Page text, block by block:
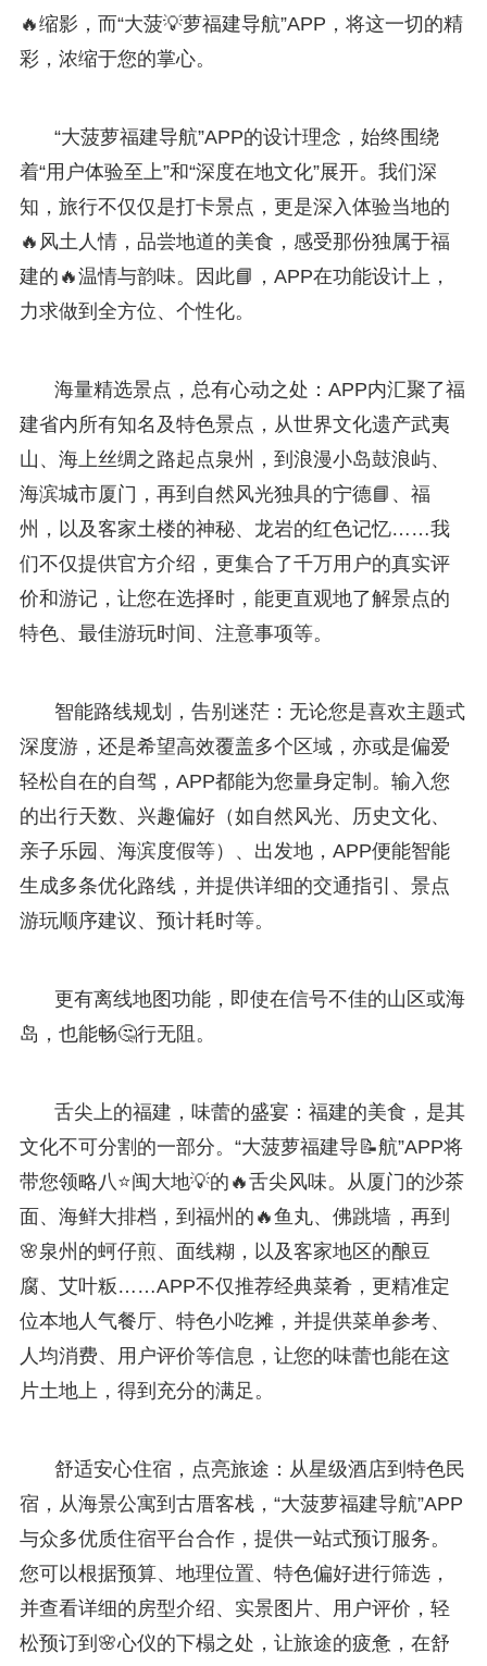
🔥缩影，而“大菠💡萝福建导航”APP，将这一切的精
彩，浓缩于您的掌心。
“大菠萝福建导航”APP的设计理念，始终围绕
着“用户体验至上”和“深度在地文化”展开。我们深
知，旅行不仅仅是打卡景点，更是深入体验当地的
🔥风土人情，品尝地道的美食，感受那份独属于福
建的🔥温情与韵味。因此📘，APP在功能设计上，
力求做到全方位、个性化。
海量精选景点，总有心动之处：APP内汇聚了福
建省内所有知名及特色景点，从世界文化遗产武夷
山、海上丝绸之路起点泉州，到浪漫小岛鼓浪屿、
海滨城市厦门，再到自然风光独具的宁德📘、福
州，以及客家土楼的神秘、龙岩的红色记忆……我
们不仅提供官方介绍，更集合了千万用户的真实评
价和游记，让您在选择时，能更直观地了解景点的
特色、最佳游玩时间、注意事项等。
智能路线规划，告别迷茫：无论您是喜欢主题式
深度游，还是希望高效覆盖多个区域，亦或是偏爱
轻松自在的自驾，APP都能为您量身定制。输入您
的出行天数、兴趣偏好（如自然风光、历史文化、
亲子乐园、海滨度假等）、出发地，APP便能智能
生成多条优化路线，并提供详细的交通指引、景点
游玩顺序建议、预计耗时等。
更有离线地图功能，即使在信号不佳的山区或海
岛，也能畅🤔行无阻。
舌尖上的福建，味蕾的盛宴：福建的美食，是其
文化不可分割的一部分。“大菠萝福建导📝航”APP将
带您领略八⭐闽大地💡的🔥舌尖风味。从厦门的沙茶
面、海鲜大排档，到福州的🔥鱼丸、佛跳墙，再到
🌸泉州的蚵仔煎、面线糊，以及客家地区的酿豆
腐、艾叶粄……APP不仅推荐经典菜肴，更精准定
位本地人气餐厅、特色小吃摊，并提供菜单参考、
人均消费、用户评价等信息，让您的味蕾也能在这
片土地上，得到充分的满足。
舒适安心住宿，点亮旅途：从星级酒店到特色民
宿，从海景公寓到古厝客栈，“大菠萝福建导航”APP
与众多优质住宿平台合作，提供一站式预订服务。
您可以根据预算、地理位置、特色偏好进行筛选，
并查看详细的房型介绍、实景图片、用户评价，轻
松预订到🌸心仪的下榻之处，让旅途的疲惫，在舒